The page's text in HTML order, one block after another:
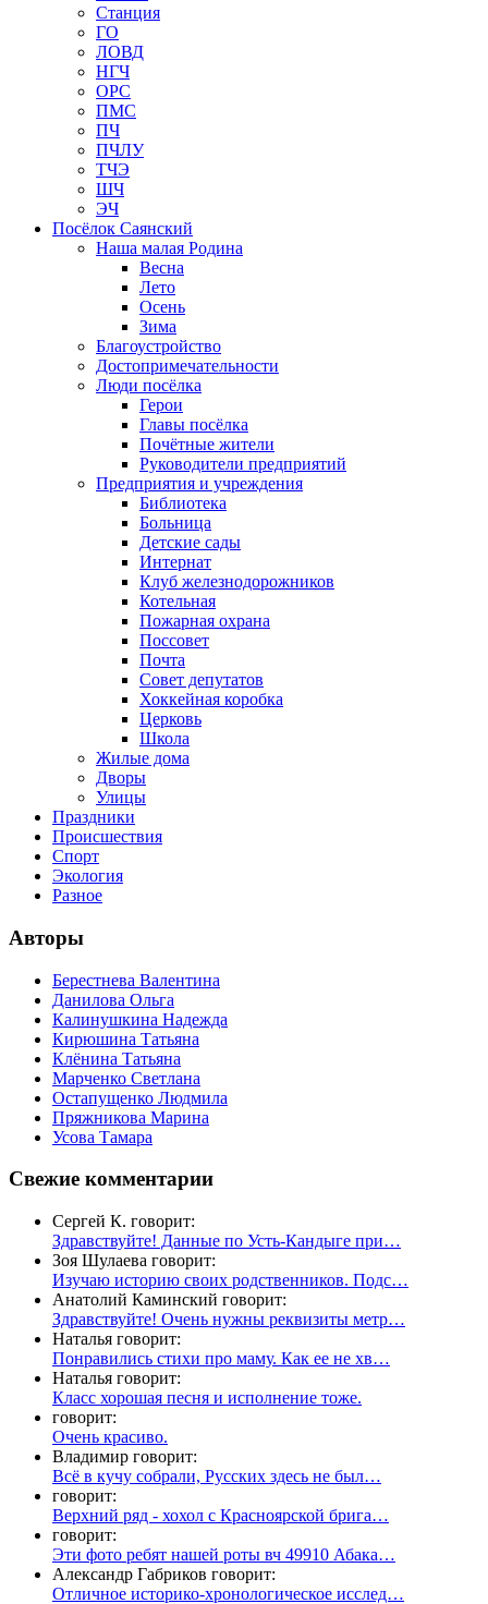
Станция
ГО
ЛОВД
НГЧ
ОРС
ПМС
ПЧ
ПЧЛУ
ТЧЭ
ШЧ
ЭЧ
Посёлок Саянский
Наша малая Родина
Весна
Лето
Осень
Зима
Благоустройство
Достопримечательности
Люди посёлка
Герои
Главы посёлка
Почётные жители
Руководители предприятий
Предприятия и учреждения
Библиотека
Больница
Детские сады
Интернат
Клуб железнодорожников
Котельная
Пожарная охрана
Поссовет
Почта
Совет депутатов
Хоккейная коробка
Церковь
Школа
Жилые дома
Дворы
Улицы
Праздники
Происшествия
Спорт
Экология
Разное
Авторы
Берестнева Валентина
Данилова Ольга
Калинушкина Надежда
Кирюшина Татьяна
Клёнина Татьяна
Марченко Светлана
Остапущенко Людмила
Пряжникова Марина
Усова Тамара
Свежие комментарии
Сергей К. говорит:
Здравствуйте! Данные по Усть-Кандыге при…
Зоя Шулаева говорит:
Изучаю историю своих родственников. Подс…
Анатолий Каминский говорит:
Здравствуйте! Очень нужны реквизиты метр…
Наталья говорит:
Понравились стихи про маму. Как ее не хв…
Наталья говорит:
Класс хорошая песня и исполнение тоже.
говорит:
Очень красиво.
Владимир говорит:
Всё в кучу собрали, Русских здесь не был…
говорит:
Верхний ряд - хохол с Красноярской брига…
говорит:
Эти фото ребят нашей роты вч 49910 Абака…
Александр Габриков говорит:
Отличное историко-хронологическое исслед…